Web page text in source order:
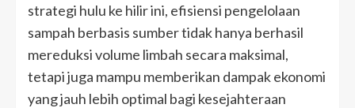
strategi hulu ke hilir ini, efisiensi pengelolaan
sampah berbasis sumber tidak hanya berhasil
mereduksi volume limbah secara maksimal,
tetapi juga mampu memberikan dampak ekonomi
yang jauh lebih optimal bagi kesejahteraan